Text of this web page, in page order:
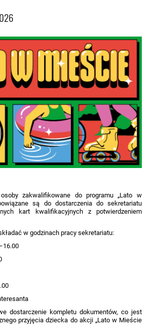
zakwalifikowane do programu „Lato w
są do dostarczenia do sekretariatu
kart kwalifikacyjnych z potwierdzeniem
w godzinach pracy sekretariatu:
dostarczenie kompletu dokumentów, co jest
przyjęcia dziecka do akcji „Lato w Mieście